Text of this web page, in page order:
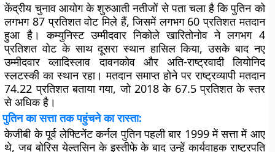
केंद्रीय चुनाव आयोग के शुरुआती नतीजों से पता चला है कि पुतिन को
लगभग 87 प्रतिशत वोट मिले हैं, जिसमें लगभग 60 प्रतिशत मतदान
हुआ है। कम्युनिस्ट उम्मीदवार निकोले खारितोनोव ने लगभग 4
प्रतिशत वोट के साथ दूसरा स्थान हासिल किया, उसके बाद नए
उम्मीदवार व्लादिस्लाव दावनकोव और अति-राष्ट्रवादी लियोनिद
स्लटस्की का स्थान रहा। मतदान समाप्त होने पर राष्ट्रव्यापी मतदान
74.22 प्रतिशत बताया गया, जो 2018 के 67.5 प्रतिशत के स्तर
से अधिक है।
पुतिन का सत्ता तक पहुंचने का रास्ता:
केजीबी के पूर्व लेफ्टिनेंट कर्नल पुतिन पहली बार 1999 में सत्ता में आए
थे, जब बोरिस येल्तसिन के इस्तीफे के बाद उन्हें कार्यवाहक राष्ट्रपति